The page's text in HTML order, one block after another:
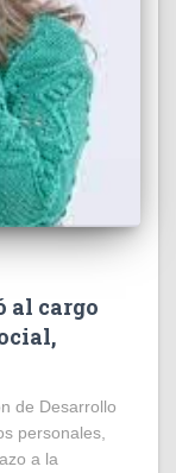
al cargo
de Desarrollo
personales,
a la